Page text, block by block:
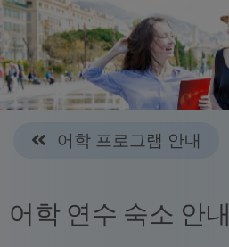
어학 프로그램 안내
어학 연수 숙소 안내